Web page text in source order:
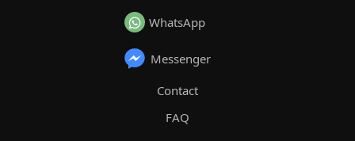
WhatsApp
Messenger
Contact
FAQ